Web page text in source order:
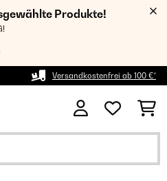
Produkte!
Versandkostenfrei ab 100 €*